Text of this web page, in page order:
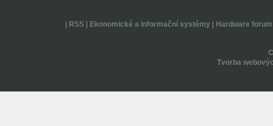
RSS| Ekonomické a informační systémy| Hardware forum
Tvorba